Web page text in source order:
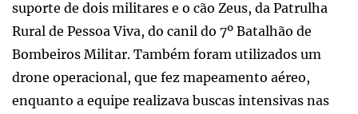
suporte de dois militares e o cão Zeus, da Patrulha
Rural de Pessoa Viva, do canil do 7º Batalhão de
Bombeiros Militar. Também foram utilizados um
drone operacional, que fez mapeamento aéreo,
enquanto a equipe realizava buscas intensivas nas